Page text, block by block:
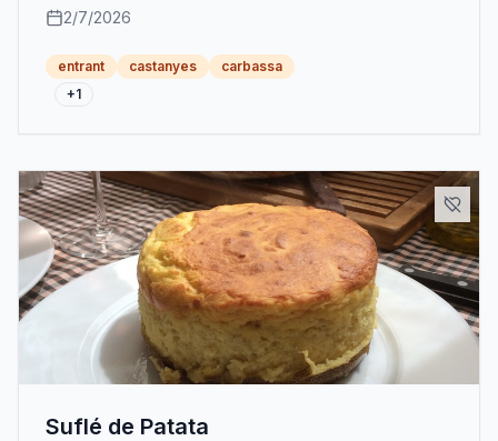
2/7/2026
entrant castanyes
carbassa
+1
Suflé de Patata